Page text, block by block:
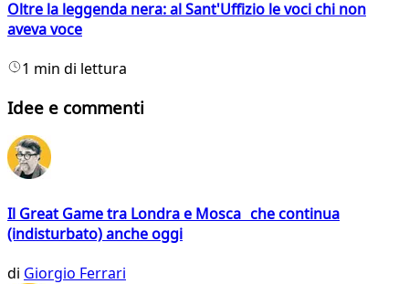
Oltre la leggenda nera: al Sant'Uffizio le voci chi non
aveva voce
1 min di lettura
Idee e commenti
Il Great Game tra Londra e Mosca che continua
(indisturbato) anche oggi
di Giorgio Ferrari